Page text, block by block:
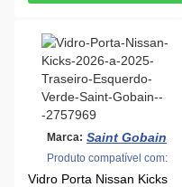
Marca: Saint Gobain
Produto compatível com:
Vidro Porta Nissan Kicks